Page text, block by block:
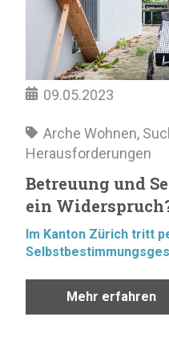
09.05.2023
Arche Wohnen,
Herausforderungen
Betreuung und
ein
Im Kanton Zürich tritt
Mehr erfahren